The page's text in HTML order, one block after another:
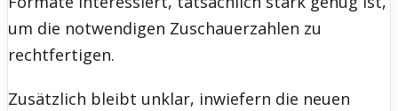
um die notwendigen Zuschauerzahlen zu
rechtfertigen.
Zusätzlich bleibt unklar, inwiefern die neuen